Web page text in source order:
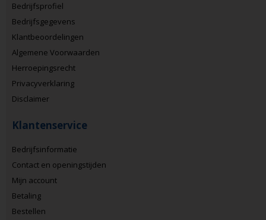
Bedrijfsprofiel
Bedrijfsgegevens
Klantbeoordelingen
Algemene Voorwaarden
Herroepingsrecht
Privacyverklaring
Disclaimer
Klantenservice
Bedrijfsinformatie
Contact en openingstijden
Mijn account
Betaling
Bestellen